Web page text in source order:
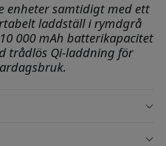
enheter samtidigt med ett
laddställ i rymdgrå
000 mAh batterikapacitet
trådlös Qi-laddning för